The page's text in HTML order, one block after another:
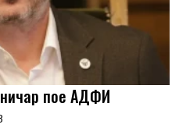
пое АДФИ